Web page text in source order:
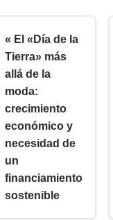
« El «Día de la
Tierra» más
allá de la
moda:
crecimiento
económico y
necesidad de
un
financiamiento
sostenible